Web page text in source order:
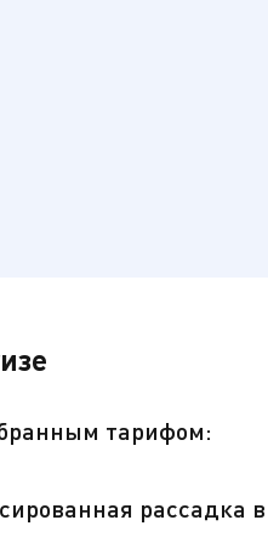
ресепшене.
тарифом:
рассадка